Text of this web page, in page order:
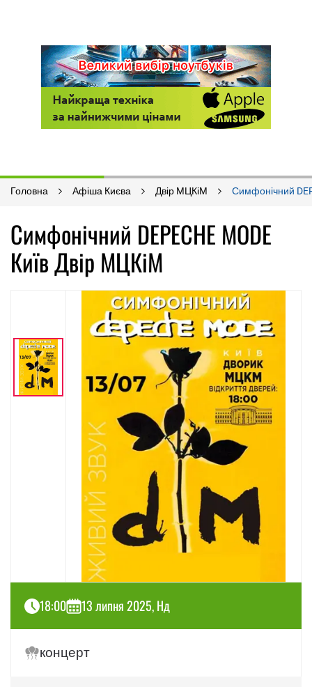
Головна Афіша Києва Двір МЦКіМ Симфонічний
Симфонічний DEPECHE MODE
Київ Двір МЦКіМ
18:00 13 липня 2025, Нд
концерт